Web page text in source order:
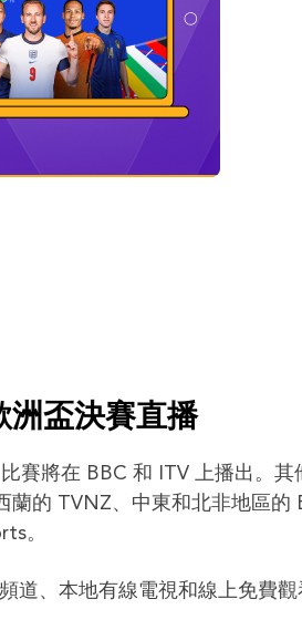
洲盃決賽直播
賽將在 BBC 和 ITV 上播出。其
蘭的 TVNZ、中東和北非地區的
。
道、本地有線電視和線上免費觀